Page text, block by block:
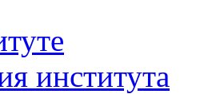
института